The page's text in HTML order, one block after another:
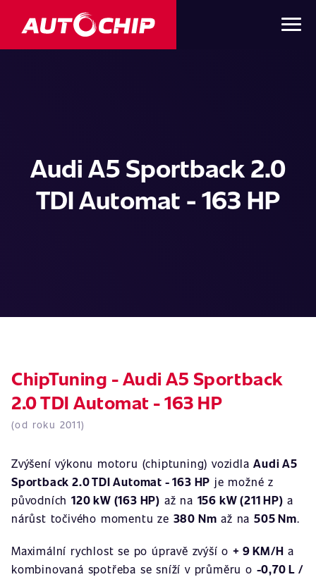
Audi A5 Sportback 2.0
TDI Automat - 163 HP
ChipTuning - Audi A5 Sportback
2.0 TDI Automat - 163 HP
(od roku 2011)
Zvýšení výkonu motoru (chiptuning) vozidlaAudi A5
Sportback 2.0 TDI Automat - 163 HP je možné z
původních120 kW (163 HP) až na 156 kW (211 HP) a
nárůst točivého momentu ze 380 Nm až na505 Nm.
Maximální rychlost se po úpravě zvýší o + 9 KM/H a
kombinovaná spotřeba se sníží v průměru o -0,70 L /